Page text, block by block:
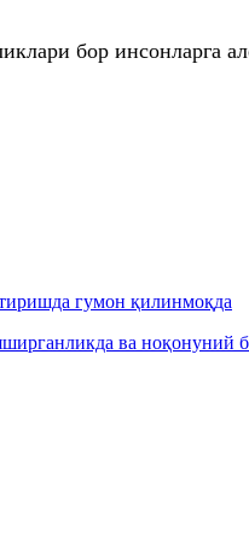
бор инсонларга
гумон қилинмоқда
ва ноқонуний